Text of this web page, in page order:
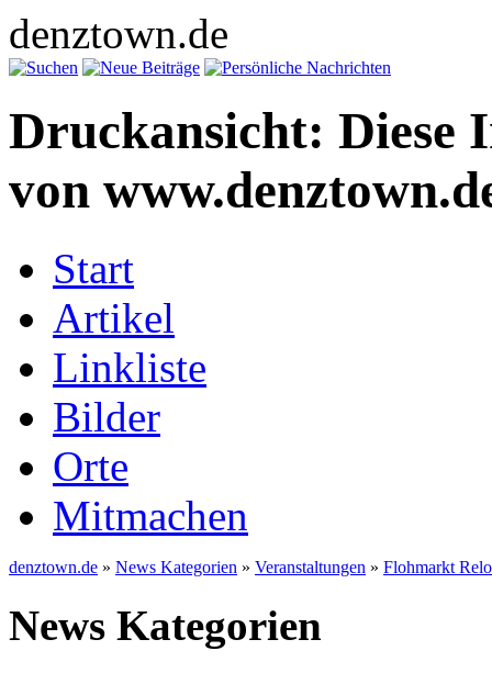
denztown.de
Druckansicht: Diese
von
Start
Artikel
Linkliste
Bilder
Orte
Mitmachen
denztown.de » News Kategorien » Veranstaltungen » Flohmarkt
News Kategorien